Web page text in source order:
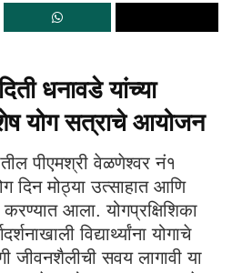
धनावडे यांच्या
योग सत्राचे आयोजन
पीएमश्री वेळणेश्वर नं१
दिन मोठ्या उत्साहात आणि
आला. योगप्रक्षिशिका
विद्यार्थ्यांना योगाचे
जीवनशैलीची सवय लागावी या